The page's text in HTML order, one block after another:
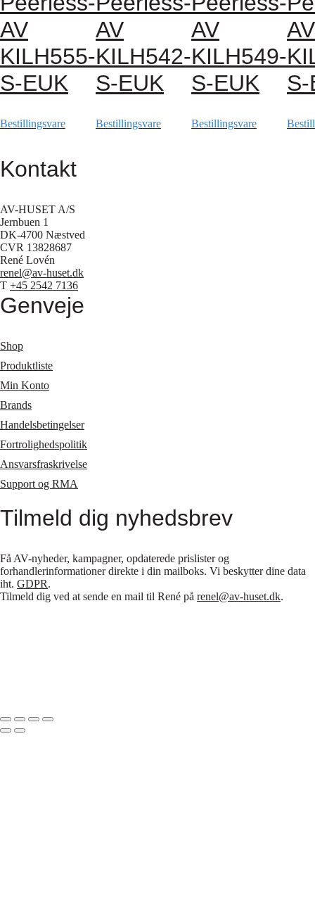
AV
KILH555-
S-EUK
Bestillingsvare
AV
KILH542-
S-EUK
Bestillingsvare
AV
KILH549-
S-EUK
Bestillingsvare
AV
S-
Kontakt
AV-HUSET A/S
Jernbuen 1
DK-4700 Næstved
CVR 13828687
René Lovén
renel@av-huset.dk
T +45 2542 7136
Genveje
Shop
Produktliste
Min Konto
Brands
Handelsbetingelser
Fortrolighedspolitik
Ansvarsfraskrivelse
Support og RMA
Tilmeld dig nyhedsbrev
Få AV-nyheder, kampagner, opdaterede prislister og
forhandlerinformationer direkte i din mailboks. Vi beskytter dine data
iht. GDPR.
Tilmeld dig ved at sende en mail til René på renel@av-huset.dk.